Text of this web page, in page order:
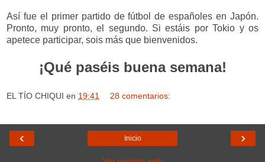
Así fue el primer partido de fútbol de españoles en Japón.
Pronto, muy pronto, el segundo. Si estáis por Tokio y os
apetece participar, sois más que bienvenidos.
¡Qué paséis buena semana!
EL TÍO CHIQUI en 19:41 28 comentarios:
‹ ›
Inicio